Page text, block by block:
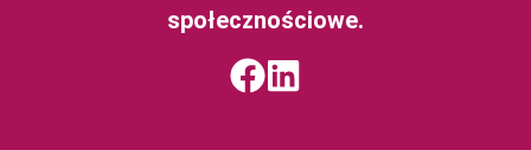
społecznościowe.